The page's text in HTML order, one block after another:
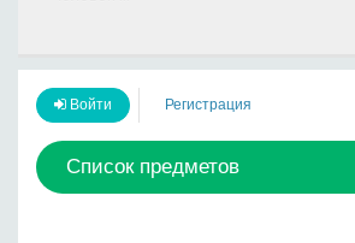
Войти Регистрация
Список предметов